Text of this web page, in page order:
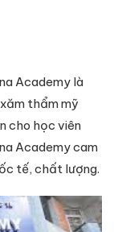
Academy là
thẩm mỹ
cho học viên
Academy cam
tế, chất lượng.